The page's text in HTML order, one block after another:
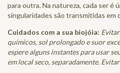
para outra. Na natureza, cada ser é
singularidades são transmitidas em
Cuidados com a sua biojóia:
químicos, sol prolongado e suor
espere alguns instantes para usar
em local seco, separadamente.